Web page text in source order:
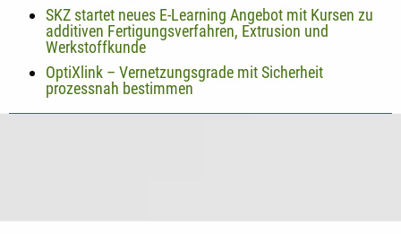
SKZ startet neues E-Learning Angebot mit Kursen zu
additiven Fertigungsverfahren, Extrusion und
Werkstoffkunde
OptiXlink – Vernetzungsgrade mit Sicherheit
prozessnah bestimmen